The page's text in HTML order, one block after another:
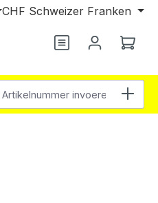
CHF Schweizer Franken
Je hebt 0 items
Artikelnummer invoeren